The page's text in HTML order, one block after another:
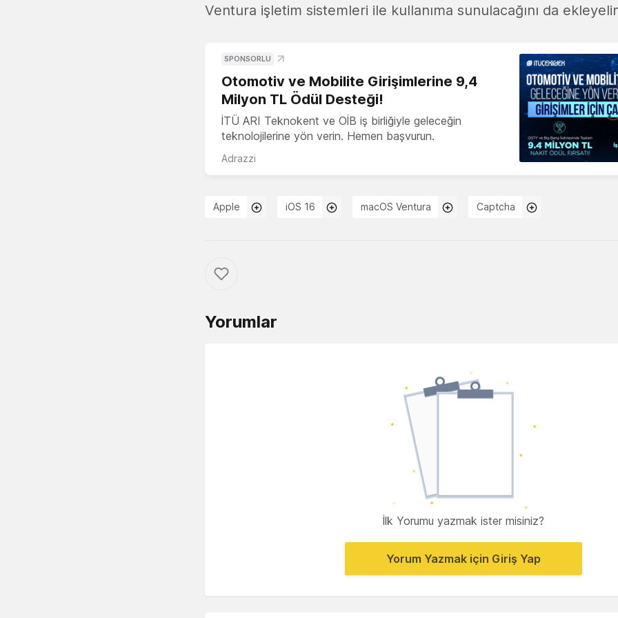
Ventura işletim sistemleri ile kullanıma sunulacağını da
SPONSORLU
Otomotiv ve Mobilite Girişimlerine 9,4
Milyon TL Ödül Desteği!
İTÜ ARI Teknokent ve OİB iş birliğiyle geleceğin
teknolojilerine yön verin. Hemen başvurun.
Adrazzi
Apple iOS 16 macOS Ventura Captcha
Yorumlar
İlk Yorumu yazmak ister misiniz?
Yorum Yazmak için Giriş Yap